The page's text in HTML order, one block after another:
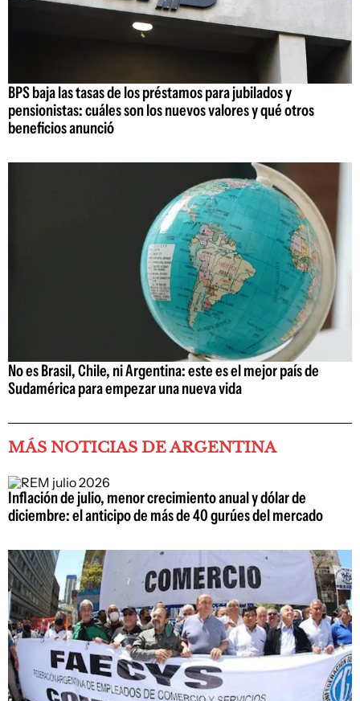
BPS baja las tasas de los préstamos para jubilados y
pensionistas: cuáles son los nuevos valores y qué otros
beneficios anunció
No es Brasil, Chile, ni Argentina: este es el mejor país de
Sudamérica para empezar una nueva vida
MÁS NOTICIAS DE ARGENTINA
Inflación de julio, menor crecimiento anual y dólar de
diciembre: el anticipo de más de 40 gurúes del mercado